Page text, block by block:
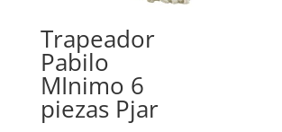
Trapeador
Pabilo
MInimo 6
piezas Pjar